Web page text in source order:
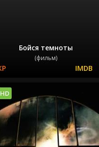
Бойся темноты
(фильм)
HD